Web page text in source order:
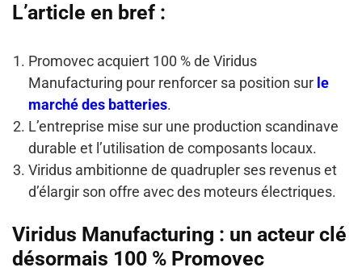
L’article en bref :
Promovec acquiert 100 % de Viridus
Manufacturing pour renforcer sa position sur le
marché des batteries.
L’entreprise mise sur une production scandinave
durable et l’utilisation de composants locaux.
Viridus ambitionne de quadrupler ses revenus et
d’élargir son offre avec des moteurs électriques.
Viridus Manufacturing : un acteur clé
désormais 100 % Promovec